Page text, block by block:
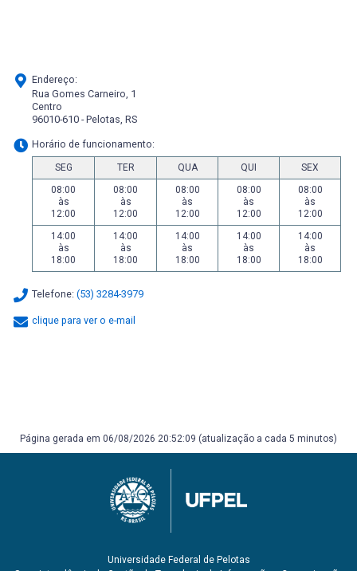
Endereço:
Rua Gomes Carneiro, 1
Centro
96010-610 - Pelotas, RS
Horário de funcionamento:
SEG TER QUA QUI
SEX
08:00
às
12:00
08:00
às
12:00
08:00
às
12:00
08:00
às
12:00
08:00
às
12:00
14:00
às
18:00
14:00
às
18:00
14:00
às
18:00
14:00
às
18:00
14:00
às
18:00
Telefone: (53) 3284-3979
clique para ver o e-mail
Página gerada em 06/08/2026 20:52:09 (atualização a cada 5 minutos)
Universidade Federal de Pelotas